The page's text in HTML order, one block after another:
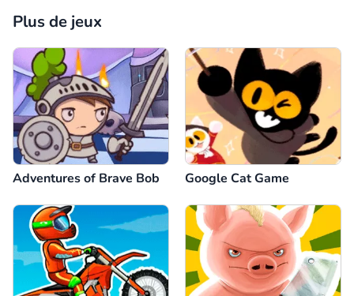
Plus de jeux
Adventures of Brave Bob Google Cat Game